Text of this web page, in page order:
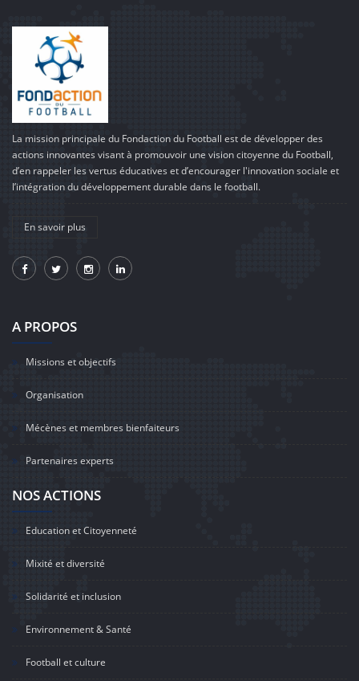
La mission principale du Fondaction du Football est de développer des
actions innovantes visant à promouvoir une vision citoyenne du Football,
d’en rappeler les vertus éducatives et d’encourager l'innovation sociale et
l’intégration du développement durable dans le football.
En savoir plus
A PROPOS
Missions et objectifs
Organisation
Mécènes et membres bienfaiteurs
Partenaires experts
NOS ACTIONS
Education et Citoyenneté
Mixité et diversité
Solidarité et inclusion
Environnement & Santé
Football et culture